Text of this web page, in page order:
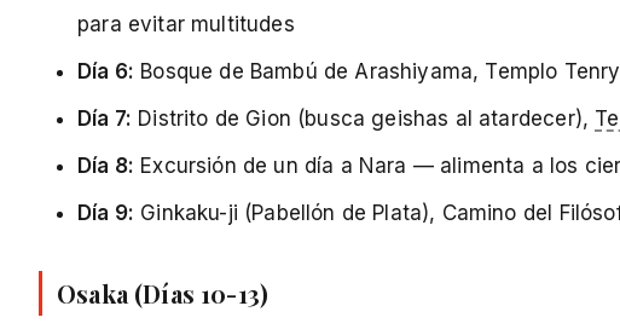
para evitar multitudes
Día 6: Bosque de Bambú de Arashiyama, Templo
Día 7: Distrito de Gion (busca geishas al atardecer),
Día 8: Excursión de un día a Nara — alimenta a los
Día 9: Ginkaku-ji (Pabellón de Plata), Camino del
Osaka (Días 10-13)